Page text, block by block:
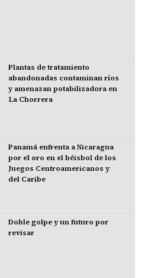
Plantas de tratamiento
abandonadas contaminan ríos
y amenazan potabilizadora en
La Chorrera
Panamá enfrenta a Nicaragua
por el oro en el béisbol de los
Juegos Centroamericanos y
del Caribe
Doble golpe y un futuro por
revisar